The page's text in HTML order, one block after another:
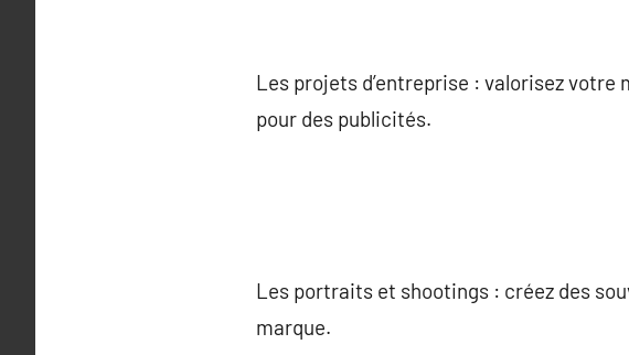
Les projets d’entreprise : valorisez
pour des publicités.
Les portraits et shootings : créez des
marque.